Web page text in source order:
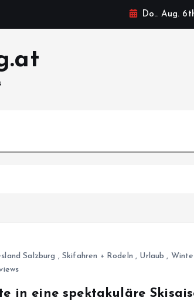
Do.. Aug.
Salzburg , Skifahren + Rodeln , Urlaub ,
in eine spektakuläre